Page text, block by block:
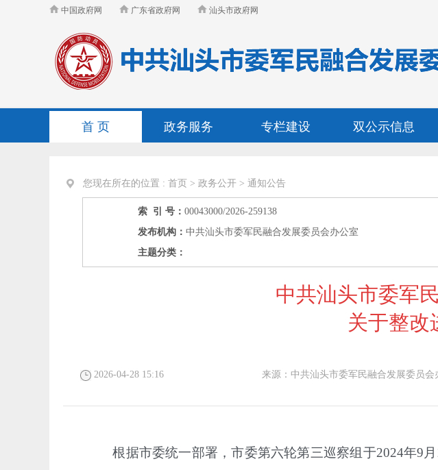
中国政府网 广东省政府网 汕头市政府网
首 页 政务服务 专栏建设 双公示信息
您现在所在的位置 : 首页 > 政务公开 > 通知公告
索 引 号： 00043000/2026-259138
发布机构： 中共汕头市委军民融合发展委员会办公室
主题分类：
中共汕头市委军
关于整改
2026-04-28 15:16 来源： 中共汕头市委军民融合发展委员会
根据市委统一部署，市委第六轮第三巡察组 于2024年9月